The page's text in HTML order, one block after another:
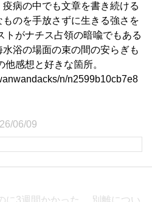
病の中でも文章を書き続ける
のを手放さずに生きる強さを
トがナチス占領の暗喩でもある
浴の場面の束の間の安らぎも
感想と好きな箇所。
n/n2599b10cb7e8
06/09
に3週間かかった。 別離につい